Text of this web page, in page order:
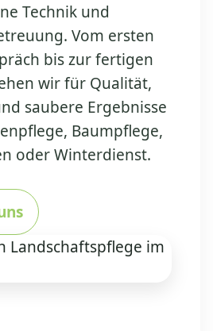
Technik und
Vom ersten
bis zur fertigen
wir für Qualität,
saubere Ergebnisse
Baumpflege,
oder Winterdienst.